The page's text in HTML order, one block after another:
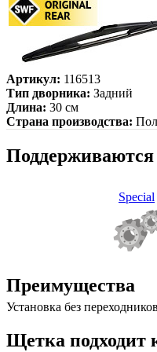
Артикул: 116513
Тип дворника: Задний
Длина: 30 см
Страна производства:
Special
Преимущества
Установка без переходников
Щетка